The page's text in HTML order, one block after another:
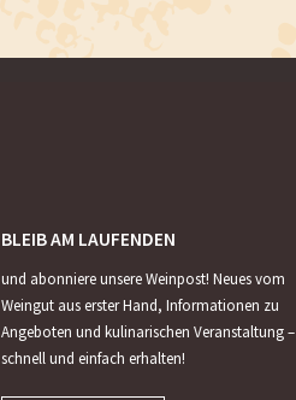
BLEIB AM LAUFENDEN
und abonniere unsere Weinpost! Neues vom
Weingut aus erster Hand, Informationen zu
Angeboten und kulinarischen Veranstaltung –
schnell und einfach erhalten!